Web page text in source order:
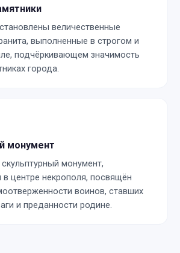
величественные
выполненные в строгом и
подчёркивающем значимость
города.
монумент
монумент,
в центре некрополя, посвящён
воинов, ставших
и преданности родине.